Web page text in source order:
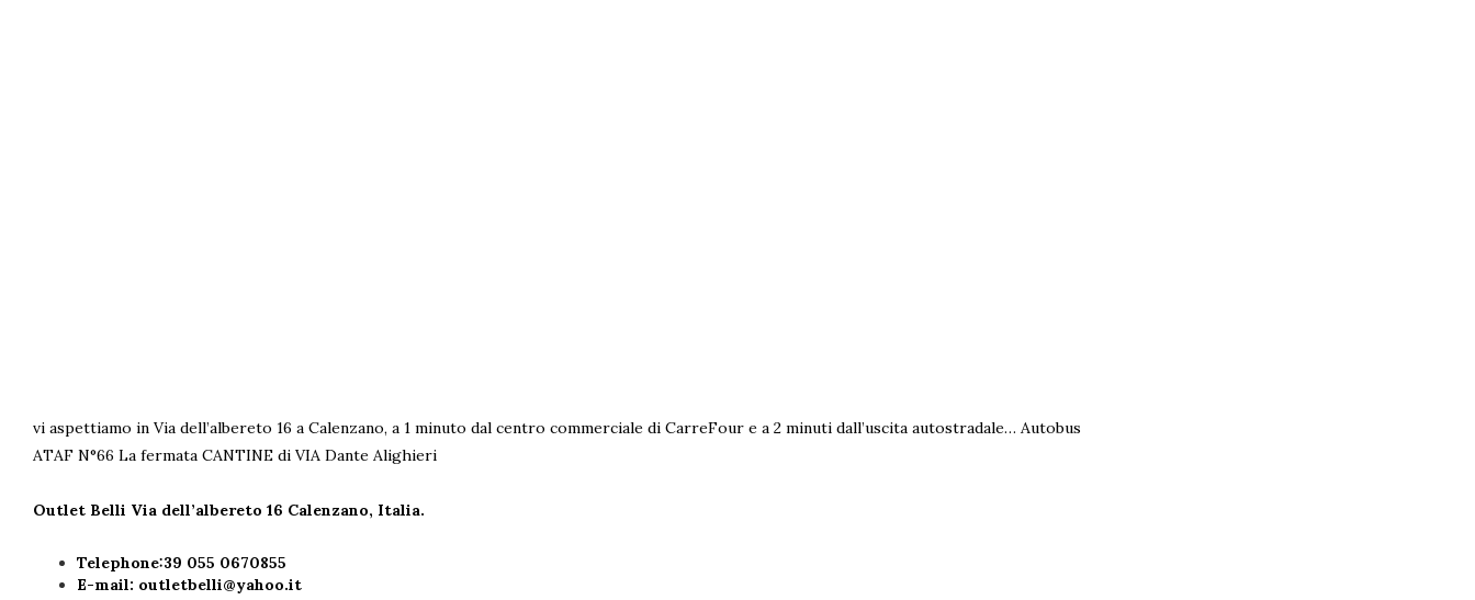
vi aspettiamo in Via dell’albereto 16 a Calenzano, a 1 minuto dal centro commerciale di CarreFour e a 2 minuti dall’uscita autostradale… Autobus
ATAF N°66 La fermata CANTINE di VIA Dante Alighieri
Outlet Belli Via dell’albereto 16 Calenzano, Italia.
Telephone:39 055 0670855
E-mail: outletbelli@yahoo.it